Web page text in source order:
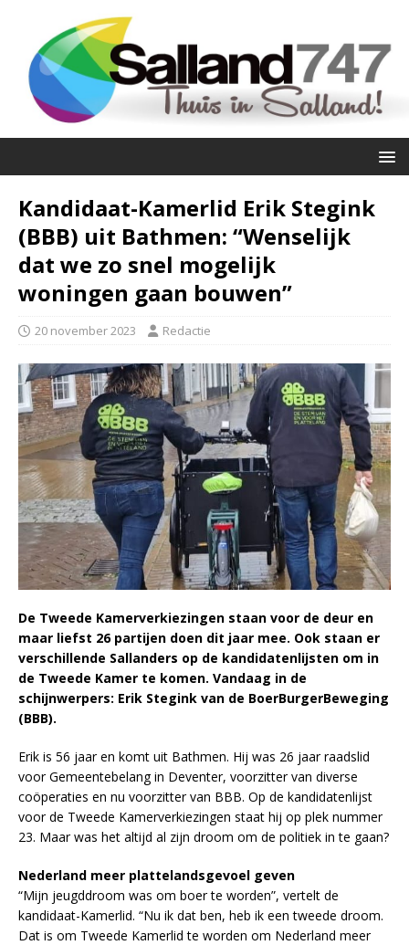
Kandidaat-Kamerlid Erik Stegink
(BBB) uit Bathmen: “Wenselijk
dat we zo snel mogelijk
woningen gaan bouwen”
20 november 2023 Redactie
De Tweede Kamerverkiezingen staan voor de deur en
maar liefst 26 partijen doen dit jaar mee. Ook staan er
verschillende Sallanders op de kandidatenlijsten om in
de Tweede Kamer te komen. Vandaag in de
schijnwerpers: Erik Stegink van de BoerBurgerBeweging
(BBB).
Erik is 56 jaar en komt uit Bathmen. Hij was 26 jaar raadslid
voor Gemeentebelang in Deventer, voorzitter van diverse
coöperaties en nu voorzitter van BBB. Op de kandidatenlijst
voor de Tweede Kamerverkiezingen staat hij op plek nummer
23. Maar was het altijd al zijn droom om de politiek in te gaan?
Nederland meer plattelandsgevoel geven
“Mijn jeugddroom was om boer te worden”, vertelt de
kandidaat-Kamerlid. “Nu ik dat ben, heb ik een tweede droom.
Dat is om Tweede Kamerlid te worden om Nederland meer